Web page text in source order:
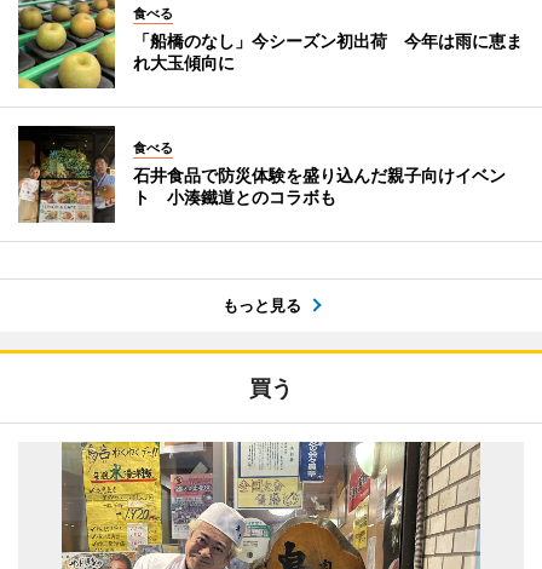
食べる
「船橋のなし」今シーズン初出荷 今年は雨に恵ま
れ大玉傾向に
食べる
石井食品で防災体験を盛り込んだ親子向けイベン
ト 小湊鐵道とのコラボも
もっと見る
買う